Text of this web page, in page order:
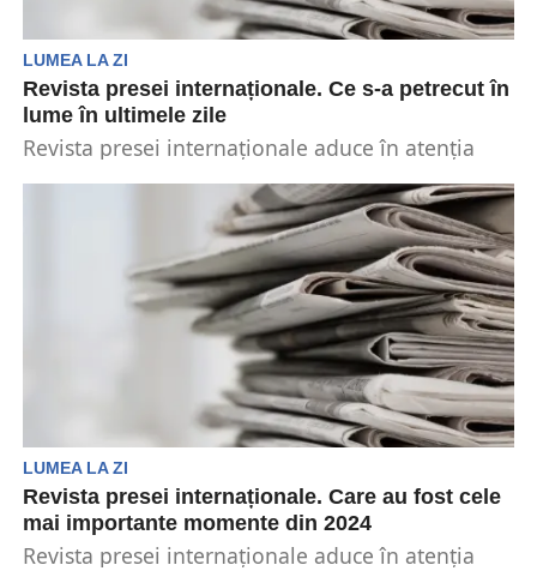
LUMEA LA ZI
Revista presei internaționale. Ce s-a petrecut în
lume în ultimele zile
Revista presei internaționale aduce în atenția
mapamond. Aceasta vorbește...
LUMEA LA ZI
Revista presei internaționale. Care au fost cele
mai importante momente din 2024
Revista presei internaționale aduce în atenția